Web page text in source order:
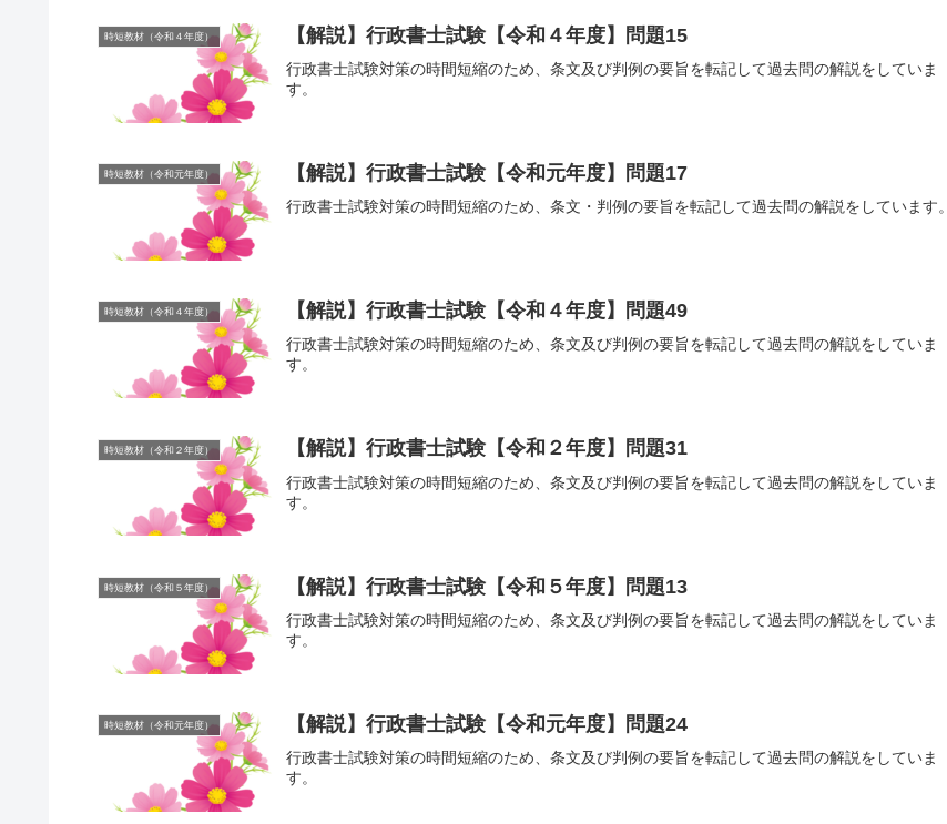
時短教材（令和４年度） 【解説】行政書士試験【令和４年度】問題15
行政書士試験対策の時間短縮のため、条文及び判例の要旨を転記して過去問の解説をしていま
す。
時短教材（令和元年度） 【解説】行政書士試験【令和元年度】問題17
行政書士試験対策の時間短縮のため、条文・判例の要旨を転記して過去問の解説をしています。
時短教材（令和４年度） 【解説】行政書士試験【令和４年度】問題49
行政書士試験対策の時間短縮のため、条文及び判例の要旨を転記して過去問の解説をしていま
す。
時短教材（令和２年度） 【解説】行政書士試験【令和２年度】問題31
行政書士試験対策の時間短縮のため、条文及び判例の要旨を転記して過去問の解説をしていま
す。
時短教材（令和５年度） 【解説】行政書士試験【令和５年度】問題13
行政書士試験対策の時間短縮のため、条文及び判例の要旨を転記して過去問の解説をしていま
す。
時短教材（令和元年度） 【解説】行政書士試験【令和元年度】問題24
行政書士試験対策の時間短縮のため、条文及び判例の要旨を転記して過去問の解説をしていま
す。